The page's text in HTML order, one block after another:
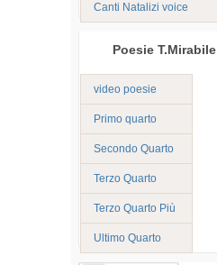
Canti Natalizi voice
Poesie T.Mirabile
video poesie
Primo quarto
Secondo Quarto
Terzo Quarto
Terzo Quarto Più
Ultimo Quarto